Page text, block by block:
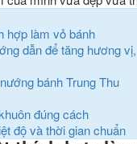
hợp làm vỏ bánh
dẫn để tăng hương vị,
bánh Trung Thu
đúng cách
độ và thời gian chuẩn